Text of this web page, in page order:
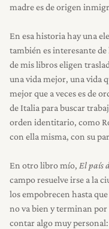
madre es de origen
En esa historia hay una
también es interesante de
de mis libros eligen
una vida mejor, una vida
mejor que a veces es de
de Italia para buscar
orden identitario, como
con ella misma, con su
En otro libro mío, El país
campo resuelve irse a la
los empobrecen hasta
no va bien y terminan por
contar algo muy